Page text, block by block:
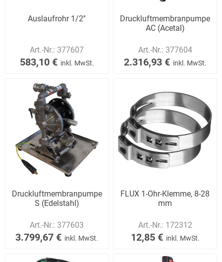
Auslaufrohr 1/2''
Art.-Nr.: 377607
583,10 € inkl. MwSt.
Druckluftmembranpumpe
AC (Acetal)
Art.-Nr.: 377604
2.316,93 € inkl. MwSt.
Druckluftmembranpumpe
S (Edelstahl)
Art.-Nr.: 377603
3.799,67 € inkl. MwSt.
FLUX 1-Ohr-Klemme, 8-28
mm
Art.-Nr.: 172312
12,85 € inkl. MwSt.